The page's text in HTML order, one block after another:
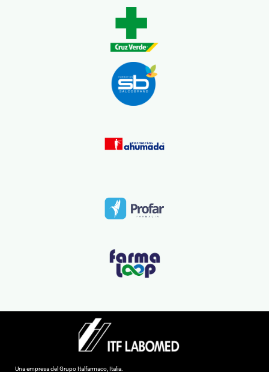
Una empresa del Grupo Italfarmaco, Italia.